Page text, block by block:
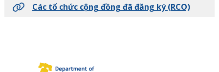
Các tổ chức cộng đồng đã đăng ký (RCO)